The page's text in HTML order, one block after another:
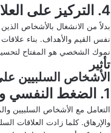
4. التركيز على العلاقات الإيجابية
بدلاً من الانشغال بالأشخاص
نفس القيم والأهداف. بناء
نموك الشخصي هو المفتاح
تأثير
الأشخاص السلبيين
1. الضغط النفسي والإرهاق
التعامل مع الأشخاص السلبيين
والإرهاق. كلما زادت العلاقات